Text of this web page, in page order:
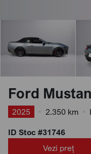
Ford
2025 2.350 km
ID Stoc #31746
Vezi preț